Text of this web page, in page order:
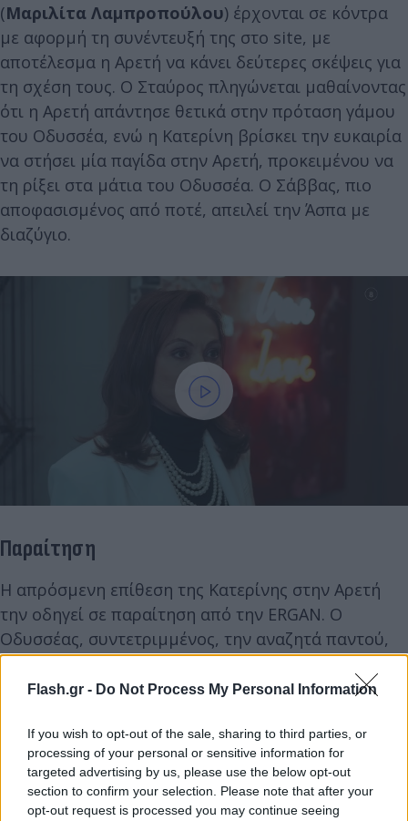
Flash.gr - Do Not Process My Personal Information
If you wish to opt-out of the sale, sharing to third parties, or
processing of your personal or sensitive information for
targeted advertising by us, please use the below opt-out
section to confirm your selection. Please note that after your
opt-out request is processed you may continue seeing
(Μαριλίτα Λαμπροπούλου) έρχονται σε κόντρα
με αφορμή τη συνέντευξή της στο site, με
αποτέλεσμα η Αρετή να κάνει δεύτερες σκέψεις για
τη σχέση τους. Ο Σταύρος πληγώνεται μαθαίνοντας
ότι η Αρετή απάντησε θετικά στην πρόταση γάμου
του Οδυσσέα, ενώ η Κατερίνη βρίσκει την ευκαιρία
να στήσει μία παγίδα στην Αρετή, προκειμένου να
τη ρίξει στα μάτια του Οδυσσέα. Ο Σάββας, πιο
αποφασισμένος από ποτέ, απειλεί την Άσπα με
διαζύγιο.
Παραίτηση
Η απρόσμενη επίθεση της Κατερίνης στην Αρετή
την οδηγεί σε παραίτηση από την ERGAN. Ο
Οδυσσέας, συντετριμμένος, την αναζητά παντού,
χωρίς αποτέλεσμα. Η αμετακίνητη στάση της
Κατερίνης, που δηλώνει αποφασισμένη να διαλύσει
μητέρας και γιου, η οποία φαίνεται να είναι
οριστική.